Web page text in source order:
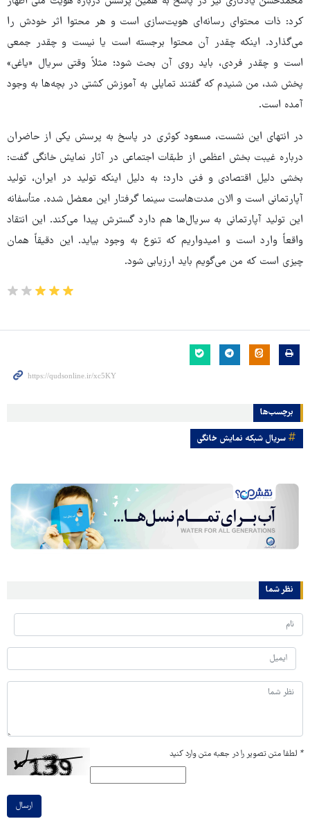
کرد: ذات محتوای رسانه‌ای هویت‌سازی است و هر محتوا اثر خودش را
می‌گذارد. اینکه چقدر آن محتوا برجسته است یا نیست و چقدر جمعی‌
است و چقدر فردی، باید روی آن بحث شود؛ مثلاً وقتی سریال «یاغی»
پخش شد، من شنیدم که گفتند تمایلی به آموزش کشتی در بچه‌ها به وجود
آمده است.
در انتهای این نشست، مسعود کوثری در پاسخ به پرسش یکی از حاضران
درباره غیبت بخش اعظمی از طبقات اجتماعی در آثار نمایش خانگی گفت:
بخشی دلیل اقتصادی و فنی دارد؛ به دلیل اینکه تولید در ایران، تولید
آپارتمانی است و الان مدت‌هاست سینما گرفتار این معضل شده. متأسفانه
این تولید آپارتمانی به سریال‌ها هم دارد گسترش پیدا می‌کند. این انتقاد
واقعاً وارد است و امیدواریم که تنوع به وجود بیاید. این دقیقاً همان
چیزی‌ است که من می‌گویم باید ارزیابی شود.
برچسب‌ها
سریال شبکه نمایش خانگی
نظر شما
* لطفا متن تصویر را در جعبه متن وارد کنید
ارسال